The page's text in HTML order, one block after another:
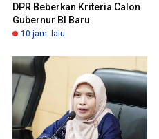
DPR Beberkan Kriteria Calon
Gubernur BI Baru
10 jam lalu